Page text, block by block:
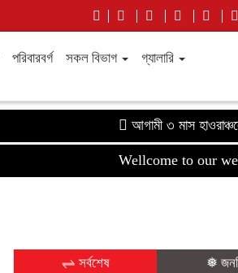
পরিবারবর্গ সকল বিভাগ গ্যালারি
আগামী ৩ মাস
Wellcome to our
⇌ সর্বশেষ
❅